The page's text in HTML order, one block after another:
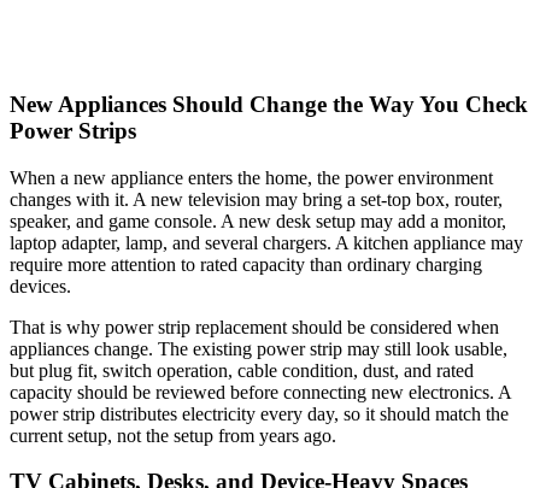
New Appliances Should Change the Way You Check
Power Strips
When a new appliance enters the home, the power environment
changes with it. A new television may bring a set-top box, router,
speaker, and game console. A new desk setup may add a monitor,
laptop adapter, lamp, and several chargers. A kitchen appliance may
require more attention to rated capacity than ordinary charging
devices.
That is why power strip replacement should be considered when
appliances change. The existing power strip may still look usable,
but plug fit, switch operation, cable condition, dust, and rated
capacity should be reviewed before connecting new electronics. A
power strip distributes electricity every day, so it should match the
current setup, not the setup from years ago.
TV Cabinets, Desks, and Device-Heavy Spaces